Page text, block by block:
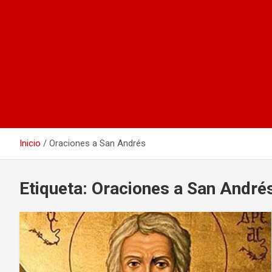
Inicio Oraciones a San Andrés
Etiqueta: Oraciones a San